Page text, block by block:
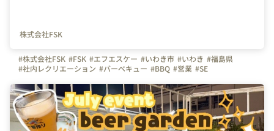
株式会社FSK
#株式会社FSK #FSK #エフエスケー #いわき市 #いわき #福島県
#社内レクリエーション #バーベキュー #BBQ #営業 #SE
#Uターン #Iターン #中途採用 #ビール #スイカ
#上司や先輩のキャラクター #はたらく人 #写真で伝える会社の雰囲気
#社内イベント #休日 #IT #IT企業